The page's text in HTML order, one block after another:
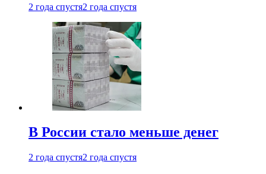
2 года спустя2 года спустя
В России стало меньше денег
2 года спустя2 года спустя